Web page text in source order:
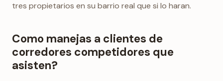
tres propietarios en su barrio real que si lo haran.
Como manejas a clientes de
corredores competidores que
asisten?